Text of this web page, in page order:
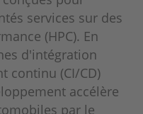
services sur des
(HPC). En
d'intégration
continu (CI/CD)
accélère
par le